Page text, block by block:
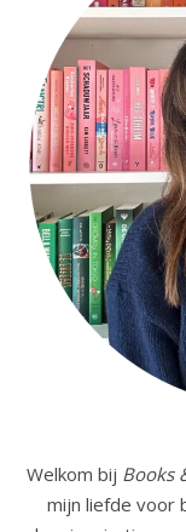
Welkom bij Books
mijn liefde voor